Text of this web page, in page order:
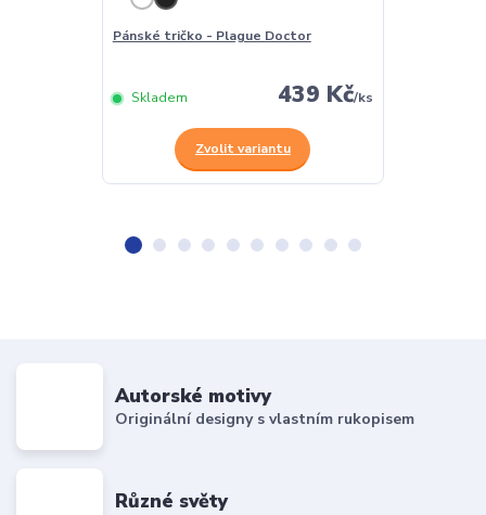
Pánské tričko - Plague Doctor
439 Kč/ks
Skladem
Zvolit variantu
Autorské motivy
Originální designy s vlastním rukopisem
Různé světy